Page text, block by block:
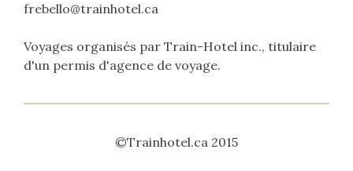
frebello@trainhotel.ca
Voyages organisés par Train-Hotel inc., titulaire
d'un permis d'agence de voyage.
©Trainhotel.ca 2015